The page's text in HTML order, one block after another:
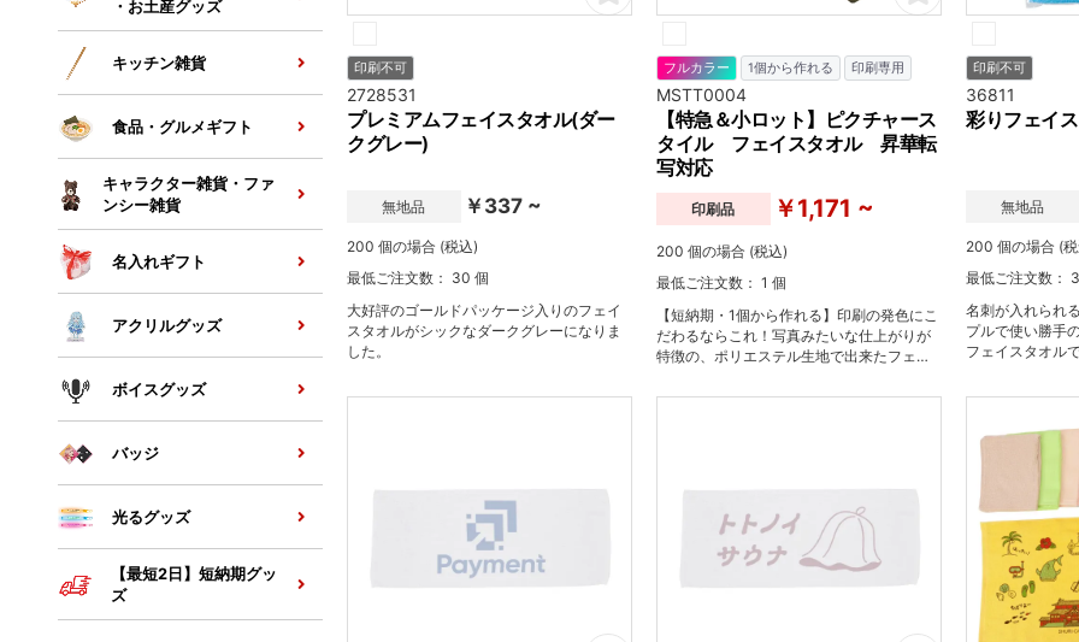
印刷不可
2728531
プレミアムフェイスタオル(ダー
クグレー)
無地品 ￥337 ~
200 個の場合 (税込)
最低ご注文数： 30 個
大好評のゴールドパッケージ入りのフェイ
スタオルがシックなダークグレーになりま
した。
フルカラー 1個から作れる 印刷専用
MSTT0004
【特急＆小ロット】ピクチャース
タイル フェイスタオル 昇華転
写対応
印刷品 ￥1,171 ~
200 個の場合 (税込)
最低ご注文数： 1 個
【短納期・1個から作れる】印刷の発色にこ
だわるならこれ！写真みたいな仕上がりが
特徴の、ポリエステル生地で出来たフェイ
印刷不可
36811
彩りフェイ
無地品
200 個の場合 (
最低ご注文数：
名刺が入れられ
プルで使い勝手
フェイスタオル
・お土産グッズ
キッチン雑貨
食品・グルメギフト
キャラクター雑貨・ファ
ンシー雑貨
名入れギフト
アクリルグッズ
ボイスグッズ
バッジ
光るグッズ
【最短2日】短納期グッ
ズ